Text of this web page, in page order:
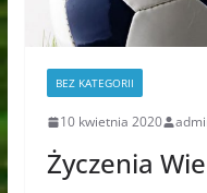
BEZ KATEGORII
10 kwietnia 2020
Życzenia